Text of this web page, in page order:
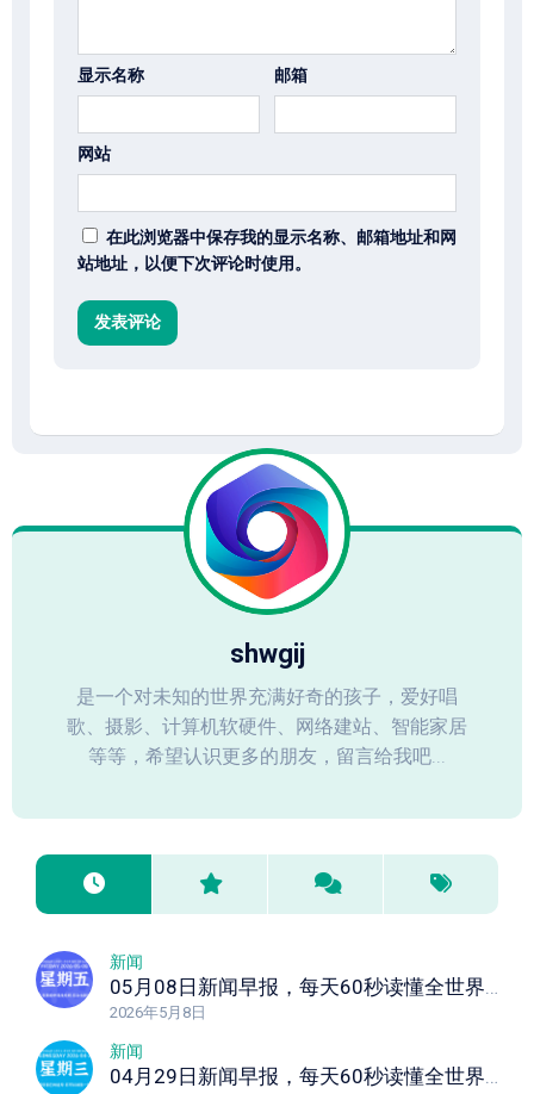
显示名称 邮箱
网站
在此浏览器中保存我的显示名称、邮箱地址和网
站地址，以便下次评论时使用。
shwgij
是一个对未知的世界充满好奇的孩子，爱好唱
歌、摄影、计算机软硬件、网络建站、智能家居
等等，希望认识更多的朋友，留言给我吧...
新闻
05月08日新闻早报，每天60秒读懂全世界！
2026年5月8日
新闻
04月29日新闻早报，每天60秒读懂全世界！